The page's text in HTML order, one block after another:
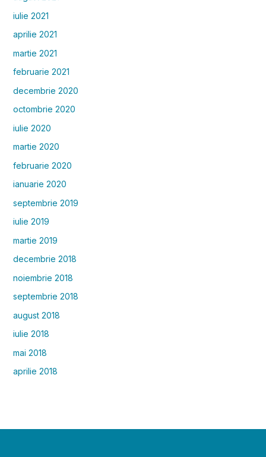
iulie 2021
aprilie 2021
martie 2021
februarie 2021
decembrie 2020
octombrie 2020
iulie 2020
martie 2020
februarie 2020
ianuarie 2020
septembrie 2019
iulie 2019
martie 2019
decembrie 2018
noiembrie 2018
septembrie 2018
august 2018
iulie 2018
mai 2018
aprilie 2018